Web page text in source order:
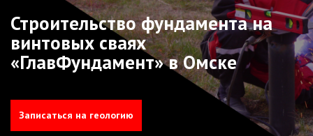
Строительство фундамента на
винтовых сваях
«ГлавФундамент» в Омске
Записаться на геологию